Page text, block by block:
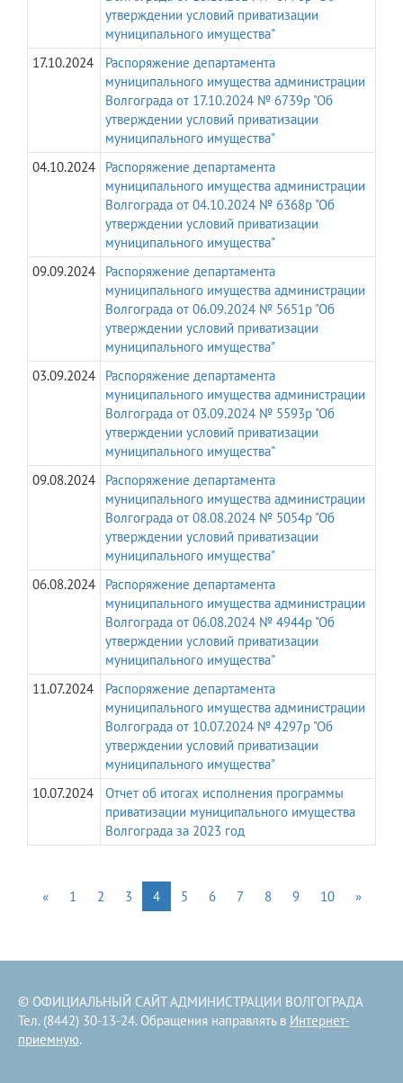
утверждении условий приватизации
муниципального имущества"
17.10.2024
Распоряжение департамента
муниципального имущества администрации
Волгограда от 17.10.2024 № 6739р "Об
утверждении условий приватизации
муниципального имущества"
04.10.2024
Распоряжение департамента
муниципального имущества администрации
Волгограда от 04.10.2024 № 6368р "Об
утверждении условий приватизации
муниципального имущества"
09.09.2024
Распоряжение департамента
муниципального имущества администрации
Волгограда от 06.09.2024 № 5651р "Об
утверждении условий приватизации
муниципального имущества"
03.09.2024
Распоряжение департамента
муниципального имущества администрации
Волгограда от 03.09.2024 № 5593р "Об
утверждении условий приватизации
муниципального имущества"
09.08.2024
Распоряжение департамента
муниципального имущества администрации
Волгограда от 08.08.2024 № 5054р "Об
утверждении условий приватизации
муниципального имущества"
06.08.2024
Распоряжение департамента
муниципального имущества администрации
Волгограда от 06.08.2024 № 4944р "Об
утверждении условий приватизации
муниципального имущества"
11.07.2024
Распоряжение департамента
муниципального имущества администрации
Волгограда от 10.07.2024 № 4297р "Об
утверждении условий приватизации
муниципального имущества"
10.07.2024
Отчет об итогах исполнения программы
приватизации муниципального имущества
Волгограда за 2023 год
« 1 2 3 4 5 6 7 8 9 10 »
© ОФИЦИАЛЬНЫЙ САЙТ АДМИНИСТРАЦИИ ВОЛГОГРАДА
Тел. (8442) 30-13-24. Обращения направлять в Интернет-
приемную.